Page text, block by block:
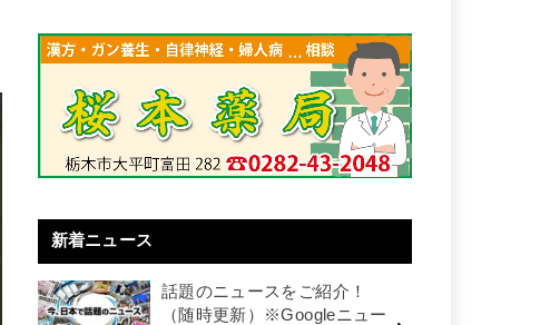
新着ニュース
話題のニュースをご紹介！
（随時更新）※Googleニュー